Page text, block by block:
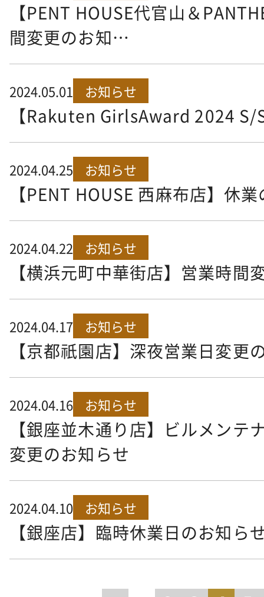
【PENT HOUSE代官山＆
間変更のお知…
2024.05.01 お知らせ
【Rakuten GirlsAward 2024 S/
2024.04.25 お知らせ
【PENT HOUSE 西麻布店】休
2024.04.22 お知らせ
【横浜元町中華街店】営業時間
2024.04.17 お知らせ
【京都祇園店】深夜営業日変更
2024.04.16 お知らせ
【銀座並木通り店】ビルメンテ
変更のお知らせ
2024.04.10 お知らせ
【銀座店】臨時休業日のお知ら